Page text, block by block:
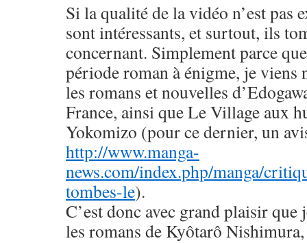
Si la qualité de la vidéo n’est pas
sont intéressants, et surtout, ils
concernant. Simplement parce
période roman à énigme, je viens
les romans et nouvelles
France, ainsi que Le Village aux
Yokomizo (pour ce dernier, un
http://www.manga-
news.com/index.php/manga/
tombes-le).
C’est donc avec grand plaisir que
les romans de Kyôtarô